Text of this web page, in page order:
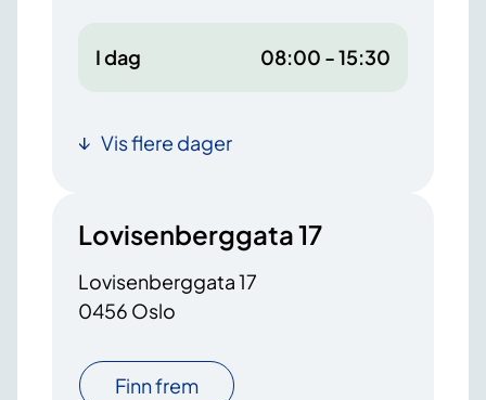
I dag 08:00 - 15:30
Vis flere dager
Lovisenberggata 17
Lovisenberggata 17
0456 Oslo
Finn frem